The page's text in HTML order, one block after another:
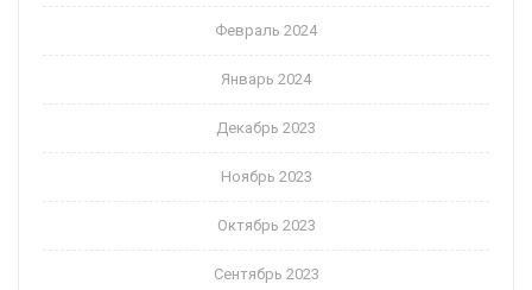
Февраль 2024
Январь 2024
Декабрь 2023
Ноябрь 2023
Октябрь 2023
Сентябрь 2023